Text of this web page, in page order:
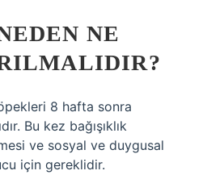
NE
8 hafta sonra
Bu kez bağışıklık
ve sosyal ve duygusal
için gereklidir.